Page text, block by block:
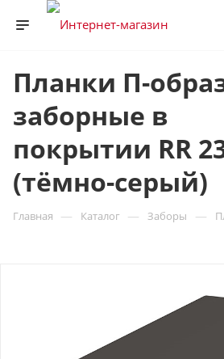
Планки П-
заборные в
покрытии RR
(тёмно-серый)
Главная — Каталог — Заборы —